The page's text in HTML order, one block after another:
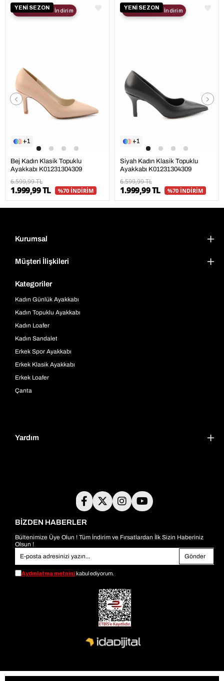
YENİ SEZON
1
Bej Kadın Klasik Topuklu
Ayakkabı K01231304309
6.599,99 TL
1.999,99 TL %70 İNDİRİM
2. Ürüne %30 İndirim YENİ SEZON
1
Siyah Kadın Klasik Topuklu
Ayakkabı K01231304309
6.599,99 TL
1.999,99 TL %70 İNDİRİM
2. Ürüne %30 İndirim
Kurumsal
Müşteri İlişkileri
Kategoriler
Kadın Günlük Ayakkabı
Kadın Topuklu Ayakkabı
Kadın Loafer
Kadın Sandalet
Erkek Spor Ayakkabı
Erkek Klasik Ayakkabı
Erkek Loafer
Çanta
Yardım
BİZDEN HABERLER
Bültenimize Üye Olun ! Tüm İndirim ve Fırsatlardan İlk Sizin Haberiniz
Olsun !
Gönder
Aydınlatma metninikabul ediyorum.